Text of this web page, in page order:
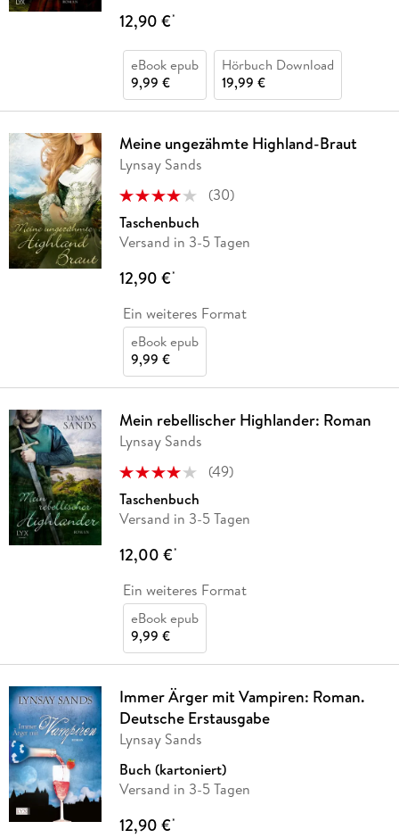
12,90 €*
eBook epub
9,99 €
Hörbuch Download
19,99 €
Meine ungezähmte Highland-Braut
Lynsay Sands
(30)
Taschenbuch
Versand in 3-5 Tagen
12,90 €*
Ein weiteres Format
eBook epub
9,99 €
Mein rebellischer Highlander: Roman
Lynsay Sands
(49)
Taschenbuch
Versand in 3-5 Tagen
12,00 €*
Ein weiteres Format
eBook epub
9,99 €
Immer Ärger mit Vampiren: Roman.
Deutsche Erstausgabe
Lynsay Sands
Buch (kartoniert)
Versand in 3-5 Tagen
12,90 €*